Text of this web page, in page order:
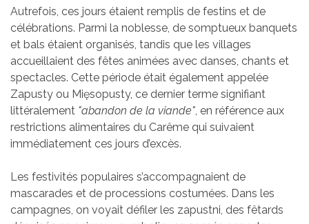
Autrefois, ces jours étaient remplis de festins et de
célébrations. Parmi la noblesse, de somptueux banquets
et bals étaient organisés, tandis que les villages
accueillaient des fêtes animées avec danses, chants et
spectacles. Cette période était également appelée
Zapusty ou Mięsopusty, ce dernier terme signifiant
littéralement "abandon de la viande" , en référence aux
restrictions alimentaires du Carême qui suivaient
immédiatement ces jours d’excès.
Les festivités populaires s’accompagnaient de
mascarades et de processions costumées. Dans les
campagnes, on voyait défiler les zapustni, des fêtards